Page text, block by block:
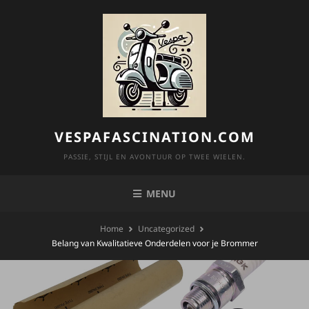
VESPAFASCINATION.COM
PASSIE, STIJL EN AVONTUUR OP TWEE WIELEN.
MENU
Home
Uncategorized
Belang van Kwalitatieve Onderdelen voor je Brommer